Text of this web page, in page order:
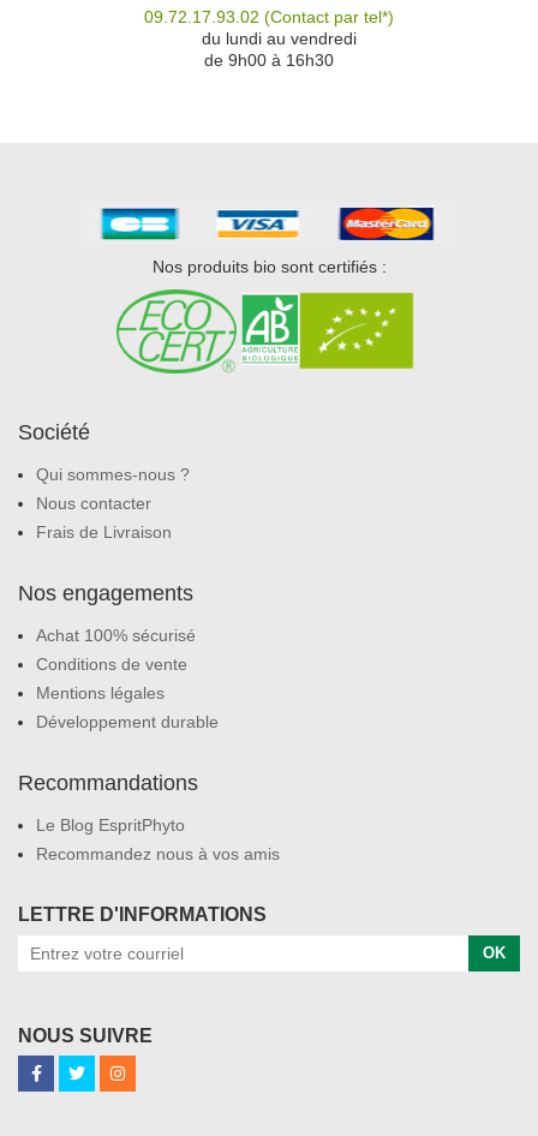
09.72.17.93.02 (Contact par tel*)
du lundi au vendredi
de 9h00 à 16h30
Nos produits bio sont certifiés :
Société
Qui sommes-nous ?
Nous contacter
Frais de Livraison
Nos engagements
Achat 100% sécurisé
Conditions de vente
Mentions légales
Développement durable
Recommandations
Le Blog EspritPhyto
Recommandez nous à vos amis
LETTRE D'INFORMATIONS
OK
NOUS SUIVRE